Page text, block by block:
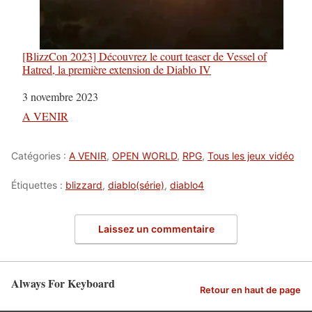
[BlizzCon 2023] Découvrez le court teaser de Vessel of
Hatred, la première extension de Diablo IV
Date
3 novembre 2023
Par rapport à
A VENIR
Catégories : A VENIR, OPEN WORLD, RPG, Tous les jeux vidéo
Étiquettes : blizzard, diablo(série), diablo4
Laissez un commentaire
Always For Keyboard Retour en haut de page